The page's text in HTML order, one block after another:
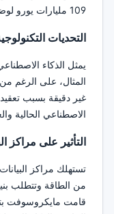
109 مليارات يورو لوضع البلاد في موقع الريادة في هذا المجال.
التحديات
يمثل الذكاء
المثال، على الرغم
غير دقيقة بسبب
الاصطناعي الحالية
التأثير على مراكز
تستهلك مراكز
من الطاقة وتتطلب
قامت مايكروسوفت